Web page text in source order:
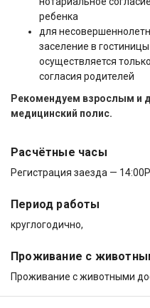
ребенка
для
заселение в
осуществляется
согласия родителей
Рекомендуем взрослым и
медицинский полис.
Расчётные часы
Регистрация заезда — 14:00
Период работы
круглогодично,
Проживание с
Проживание с животными